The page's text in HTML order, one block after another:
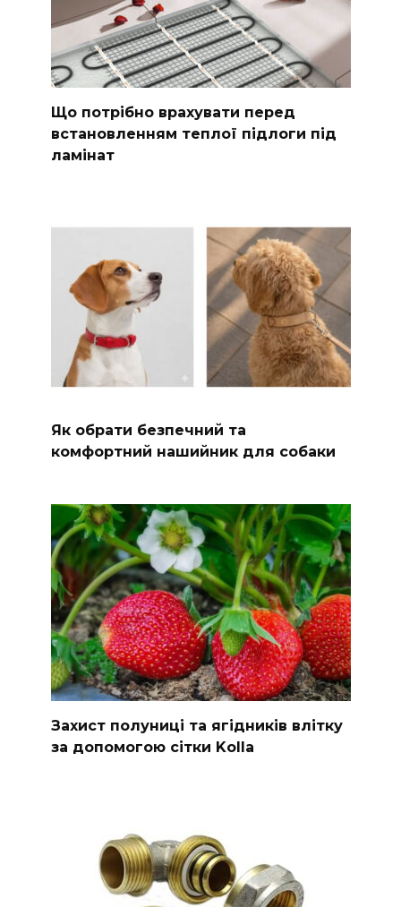
Що потрібно врахувати перед
встановленням теплої підлоги під
ламінат
Як обрати безпечний та
комфортний нашийник для собаки
Захист полуниці та ягідників влітку
за допомогою сітки Kolla